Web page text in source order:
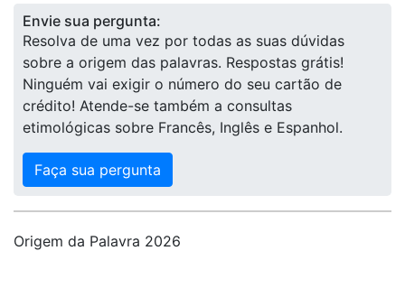
Envie sua pergunta:
Resolva de uma vez por todas as suas dúvidas
sobre a origem das palavras. Respostas grátis!
Ninguém vai exigir o número do seu cartão de
crédito! Atende-se também a consultas
etimológicas sobre Francês, Inglês e Espanhol.
Faça sua pergunta
Origem da Palavra 2026